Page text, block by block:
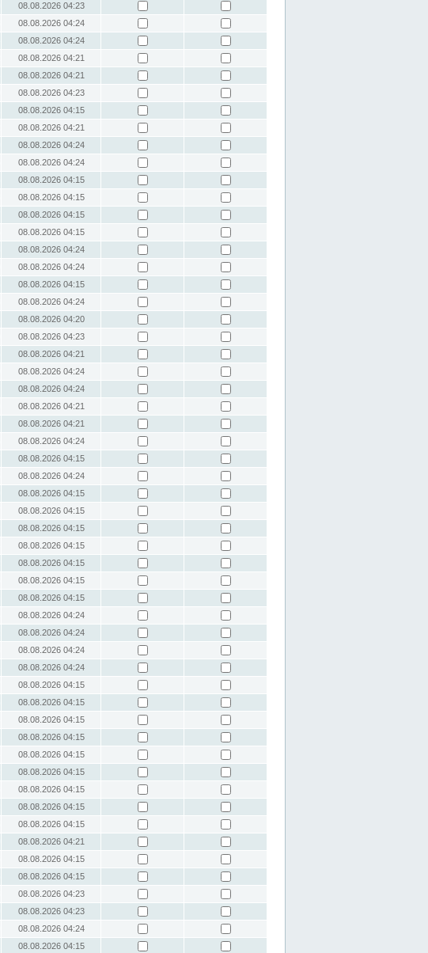
08.08.2026 04:23
08.08.2026 04:24
08.08.2026 04:24
08.08.2026 04:21
08.08.2026 04:21
08.08.2026 04:23
08.08.2026 04:15
08.08.2026 04:21
08.08.2026 04:24
08.08.2026 04:24
08.08.2026 04:15
08.08.2026 04:15
08.08.2026 04:15
08.08.2026 04:15
08.08.2026 04:24
08.08.2026 04:24
08.08.2026 04:15
08.08.2026 04:24
08.08.2026 04:20
08.08.2026 04:23
08.08.2026 04:21
08.08.2026 04:24
08.08.2026 04:24
08.08.2026 04:21
08.08.2026 04:21
08.08.2026 04:24
08.08.2026 04:15
08.08.2026 04:24
08.08.2026 04:15
08.08.2026 04:15
08.08.2026 04:15
08.08.2026 04:15
08.08.2026 04:15
08.08.2026 04:15
08.08.2026 04:15
08.08.2026 04:24
08.08.2026 04:24
08.08.2026 04:24
08.08.2026 04:24
08.08.2026 04:15
08.08.2026 04:15
08.08.2026 04:15
08.08.2026 04:15
08.08.2026 04:15
08.08.2026 04:15
08.08.2026 04:15
08.08.2026 04:15
08.08.2026 04:15
08.08.2026 04:21
08.08.2026 04:15
08.08.2026 04:15
08.08.2026 04:23
08.08.2026 04:23
08.08.2026 04:24
08.08.2026 04:15